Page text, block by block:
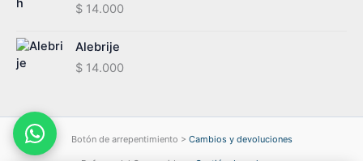
$14.000
Alebrije
$14.000
Botón de arrepentimiento > Cambios y devoluciones